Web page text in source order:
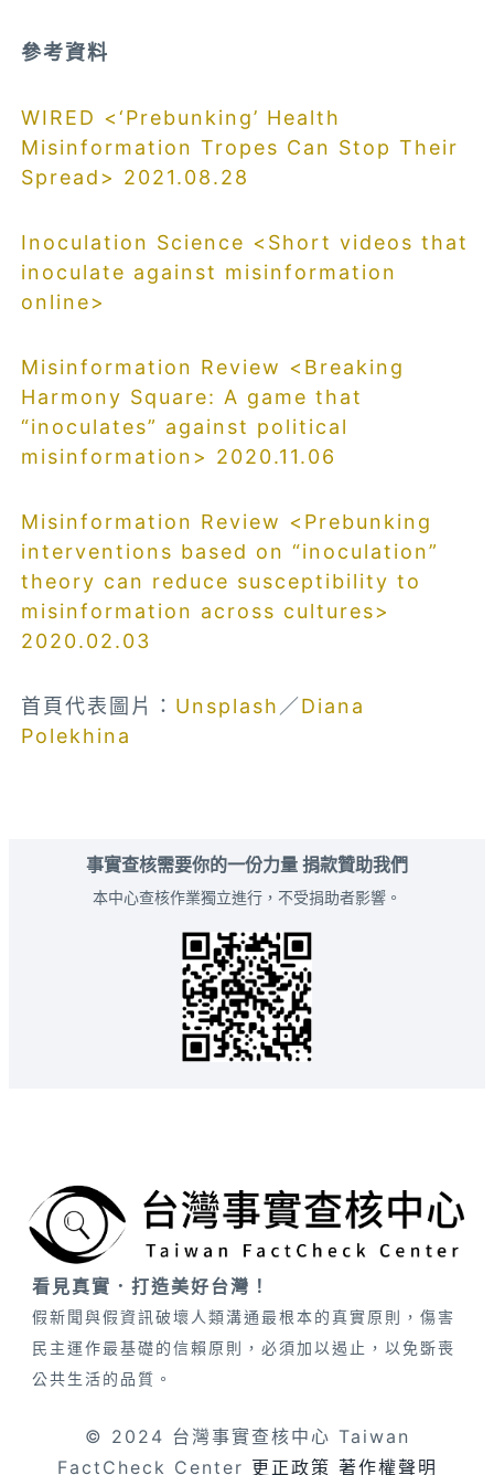
參考資料
WIRED <‘Prebunking’ Health
Misinformation Tropes Can Stop Their
Spread> 2021.08.28
Inoculation Science <Short videos that
inoculate against misinformation
online>
Misinformation Review <Breaking
Harmony Square: A game that
“inoculates” against political
misinformation> 2020.11.06
Misinformation Review <Prebunking
interventions based on “inoculation”
theory can reduce susceptibility to
misinformation across cultures>
2020.02.03
首頁代表圖片： Unsplash ／Diana
Polekhina
事實查核需要你的一份力量 捐款贊助我們
本中心查核作業獨立進行，不受捐助者影響。
看見真實．打造美好台灣！
假新聞與假資訊破壞人類溝通最根本的真實原則，傷害
民主運作最基礎的信賴原則，必須加以遏止，以免斲喪
公共生活的品質。
© 2024 台灣事實查核中心 Taiwan
FactCheck Center 更正政策 著作權聲明